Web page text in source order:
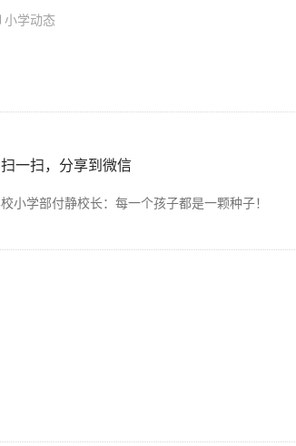
小学动态
扫一扫，分享到微信